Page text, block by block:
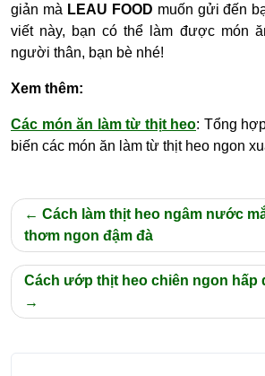
giản mà LEAU FOOD muốn gửi đến
viết này, bạn có thể làm được món
người thân, bạn bè nhé!
Xem thêm:
Các món ăn làm từ thịt heo: Tổng
biến các món ăn làm từ thịt heo ngon
Điều
hướng
bài
viết
Cách làm thịt heo ngâm nước
thơm ngon đậm đà
Cách ướp thịt heo chiên ngon hấp